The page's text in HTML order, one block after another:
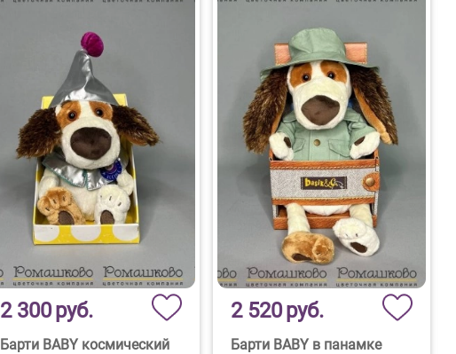
2 300руб.
Барти BABY космический
2 520руб.
Барти BABY в панамке